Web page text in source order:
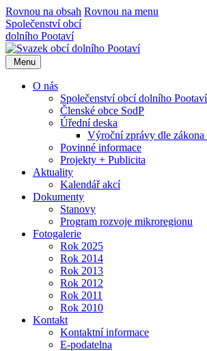
Rovnou na obsah Rovnou na menu
Společenství obcí
dolního Pootaví
Menu
O nás
Společenství obcí dolního Pootaví
Členské obce SodP
Úřední deska
Výroční zprávy dle zákona
Povinné informace
Projekty + Publicita
Aktuality
Kalendář akcí
Dokumenty
Stanovy
Program rozvoje mikroregionu
Fotogalerie
Rok 2025
Rok 2014
Rok 2013
Rok 2012
Rok 2011
Rok 2010
Kontakt
Kontaktní informace
E-podatelna